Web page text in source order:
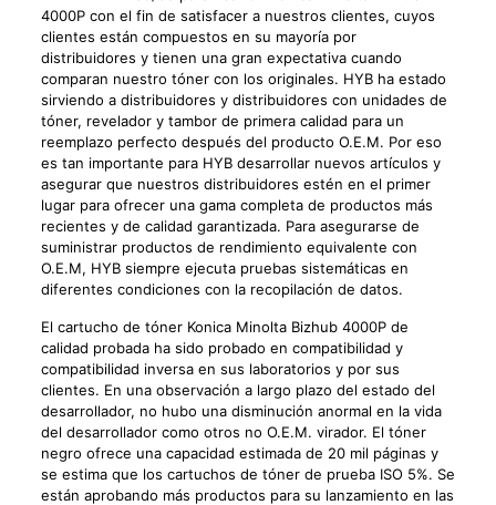
4000P con el fin de satisfacer a nuestros clientes, cuyos
clientes están compuestos en su mayoría por
distribuidores y tienen una gran expectativa cuando
comparan nuestro tóner con los originales. HYB ha estado
sirviendo a distribuidores y distribuidores con unidades de
tóner, revelador y tambor de primera calidad para un
reemplazo perfecto después del producto O.E.M. Por eso
es tan importante para HYB desarrollar nuevos artículos y
asegurar que nuestros distribuidores estén en el primer
lugar para ofrecer una gama completa de productos más
recientes y de calidad garantizada. Para asegurarse de
suministrar productos de rendimiento equivalente con
O.E.M, HYB siempre ejecuta pruebas sistemáticas en
diferentes condiciones con la recopilación de datos.
El cartucho de tóner Konica Minolta Bizhub 4000P de
calidad probada ha sido probado en compatibilidad y
compatibilidad inversa en sus laboratorios y por sus
clientes. En una observación a largo plazo del estado del
desarrollador, no hubo una disminución anormal en la vida
del desarrollador como otros no O.E.M. virador. El tóner
negro ofrece una capacidad estimada de 20 mil páginas y
se estima que los cartuchos de tóner de prueba ISO 5%. Se
están aprobando más productos para su lanzamiento en las